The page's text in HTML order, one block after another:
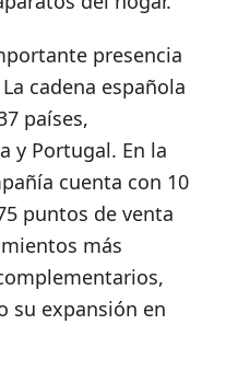
presencia
cadena española
países,
y Portugal. En la
cuenta con 10
puntos de venta
más
su expansión en